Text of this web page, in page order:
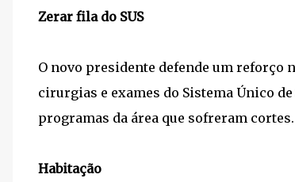
Zerar fila do SUS
O novo presidente defende um reforço
cirurgias e exames do Sistema Único
programas da área que sofreram cortes.
Habitação